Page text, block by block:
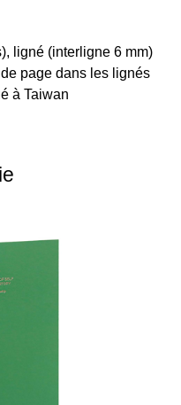
ligné (interligne 6 mm)
page dans les lignés
à Taiwan